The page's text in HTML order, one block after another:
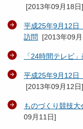
[2013年09月18日]
平成25年9月12日
訪問
[2013年09
「24時間テレビ
平成25年9月12日
[2013年09月12日]
ものづくり競技大
09月11日]